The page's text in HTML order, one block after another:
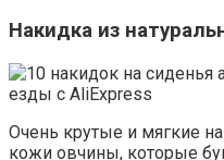
Накидка из
Очень крутые и мягкие
кожи овчины, которые